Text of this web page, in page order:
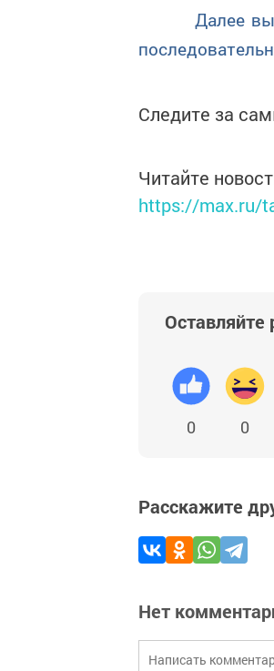
Далее
Следите за
Читайте
https://max.ru/
Оставляйте
0 0
Расскажите
Нет